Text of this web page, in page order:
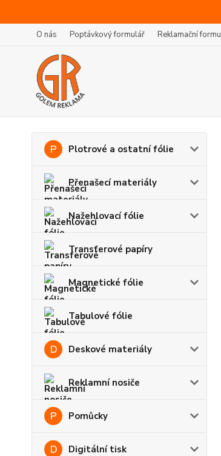
O nás Poptávkový formulář Reklamační
Plotrové a ostatní fólie
Přenašecí materiály
Nažehlovací fólie
Transferové papíry
Magnetické fólie
Tabulové fólie
Deskové materiály
Reklamní nosiče
Pomůcky
Digitální tisk